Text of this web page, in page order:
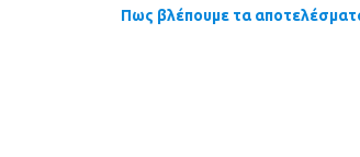
Πως βλέπουμε τα